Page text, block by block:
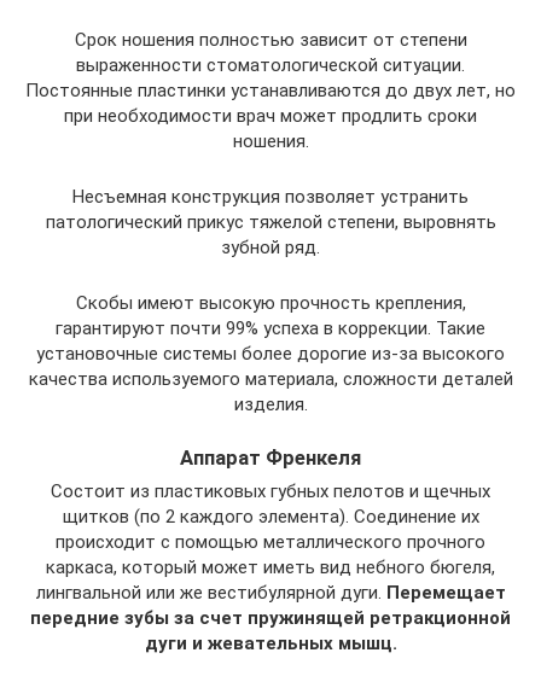
Срок ношения полностью зависит от степени
выраженности стоматологической ситуации.
Постоянные пластинки устанавливаются до двух лет, но
при необходимости врач может продлить сроки
ношения.
Несъемная конструкция позволяет устранить
патологический прикус тяжелой степени, выровнять
зубной ряд.
Скобы имеют высокую прочность крепления,
гарантируют почти 99% успеха в коррекции. Такие
установочные системы более дорогие из-за высокого
качества используемого материала, сложности деталей
изделия.
Аппарат Френкеля
Состоит из пластиковых губных пелотов и щечных
щитков (по 2 каждого элемента). Соединение их
происходит с помощью металлического прочного
каркаса, который может иметь вид небного бюгеля,
лингвальной или же вестибулярной дуги. Перемещает
передние зубы за счет пружинящей ретракционной
дуги и жевательных мышц.